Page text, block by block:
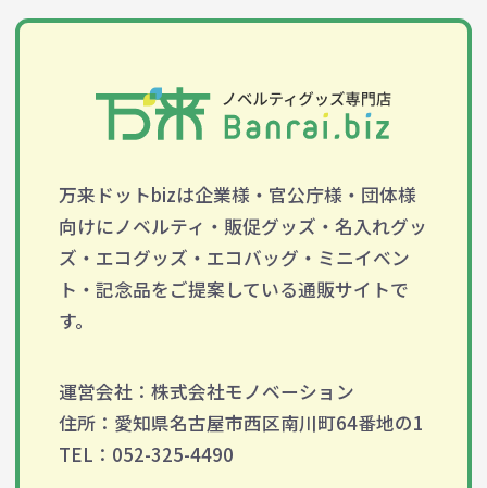
万来ドットbizは企業様・官公庁様・団体様
向けにノベルティ・販促グッズ・名入れグッ
ズ・エコグッズ・エコバッグ・ミニイベン
ト・記念品をご提案している通販サイトで
す。
運営会社：株式会社モノベーション
住所：愛知県名古屋市西区南川町64番地の1
TEL：052-325-4490